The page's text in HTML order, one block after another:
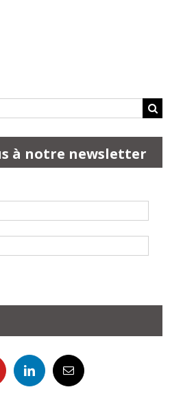
à notre newsletter